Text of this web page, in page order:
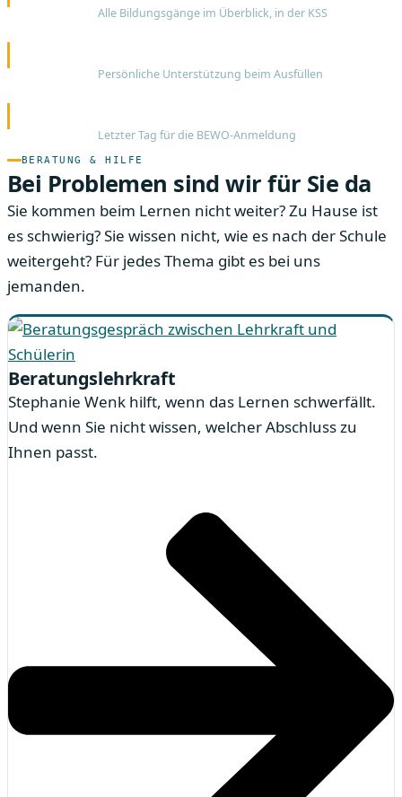
Alle Bildungsgänge im Überblick, in der KSS
Persönliche Unterstützung beim Ausfüllen
Letzter Tag für die BEWO-Anmeldung
BERATUNG & HILFE
Bei Problemen sind wir für Sie da
Sie kommen beim Lernen nicht weiter? Zu Hause ist
es schwierig? Sie wissen nicht, wie es nach der Schule
weitergeht? Für jedes Thema gibt es bei uns
jemanden.
Beratungslehrkraft
Stephanie Wenk hilft, wenn das Lernen schwerfällt.
Und wenn Sie nicht wissen, welcher Abschluss zu
Ihnen passt.